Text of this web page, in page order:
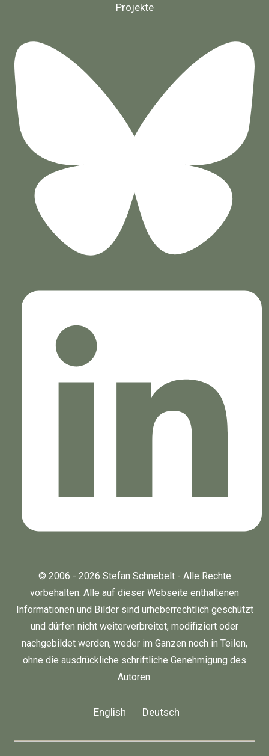
Projekte
© 2006 - 2026 Stefan Schnebelt - Alle Rechte
vorbehalten. Alle auf dieser Webseite enthaltenen
Informationen und Bilder sind urheberrechtlich geschützt
und dürfen nicht weiterverbreitet, modifiziert oder
nachgebildet werden, weder im Ganzen noch in Teilen,
ohne die ausdrückliche schriftliche Genehmigung des
Autoren.
English Deutsch